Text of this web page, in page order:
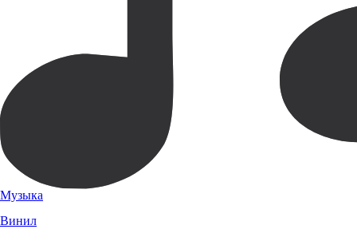
Музыка
Винил